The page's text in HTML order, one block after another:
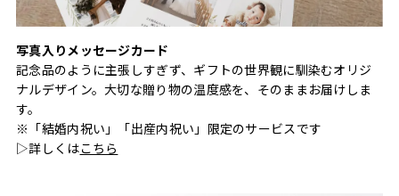
写真入りメッセージカード
記念品のように主張しすぎず、ギフトの世界観に馴染むオリジ
ナルデザイン。大切な贈り物の温度感を、そのままお届けしま
す。
※「結婚内祝い」「出産内祝い」限定のサービスです
▷詳しくはこちら